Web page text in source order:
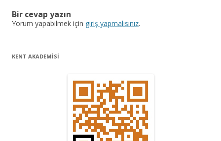
d
a
Bir cevap yazın
Yorum yapabilmek için giriş yapmalısınız.
KENT AKADEMİSİ